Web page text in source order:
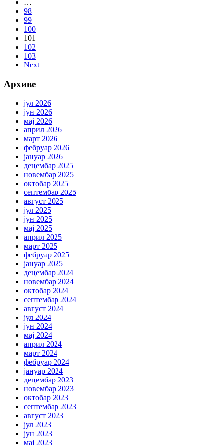
…
98
99
100
101
102
103
Next
Архиве
јул 2026
јун 2026
мај 2026
април 2026
март 2026
фебруар 2026
јануар 2026
децембар 2025
новембар 2025
октобар 2025
септембар 2025
август 2025
јул 2025
јун 2025
мај 2025
април 2025
март 2025
фебруар 2025
јануар 2025
децембар 2024
новембар 2024
октобар 2024
септембар 2024
август 2024
јул 2024
јун 2024
мај 2024
април 2024
март 2024
фебруар 2024
јануар 2024
децембар 2023
новембар 2023
октобар 2023
септембар 2023
август 2023
јул 2023
јун 2023
мај 2023